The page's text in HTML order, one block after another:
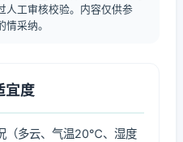
人工审核校验。内容仅供参
采纳。
宜度
（多云、气温20℃、湿度